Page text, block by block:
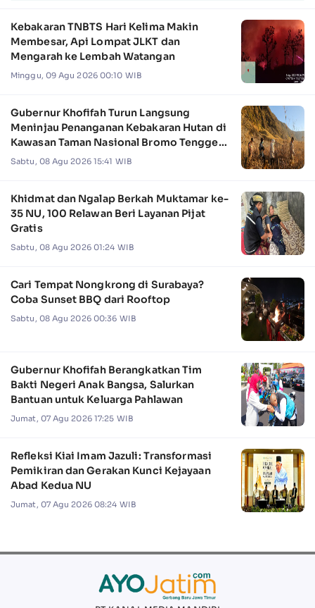
Kebakaran TNBTS Hari Kelima Makin
Membesar, Api Lompat JLKT dan
Mengarah ke Lembah Watangan
Minggu, 09 Agu 2026 00:10 WIB
Gubernur Khofifah Turun Langsung
Meninjau Penanganan Kebakaran Hutan di
Kawasan Taman Nasional Bromo Tengger
Semeru
Sabtu, 08 Agu 2026 15:41 WIB
Khidmat dan Ngalap Berkah Muktamar ke-
35 NU, 100 Relawan Beri Layanan Pijat
Gratis
Sabtu, 08 Agu 2026 01:24 WIB
Cari Tempat Nongkrong di Surabaya?
Coba Sunset BBQ dari Rooftop
Sabtu, 08 Agu 2026 00:36 WIB
Gubernur Khofifah Berangkatkan Tim
Bakti Negeri Anak Bangsa, Salurkan
Bantuan untuk Keluarga Pahlawan
Jumat, 07 Agu 2026 17:25 WIB
Refleksi Kiai Imam Jazuli: Transformasi
Pemikiran dan Gerakan Kunci Kejayaan
Abad Kedua NU
Jumat, 07 Agu 2026 08:24 WIB